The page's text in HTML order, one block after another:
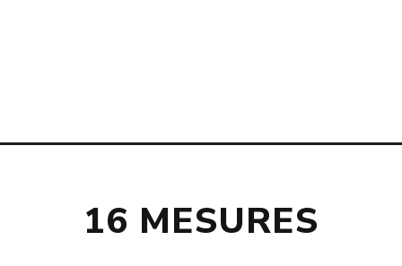
16 MESURES